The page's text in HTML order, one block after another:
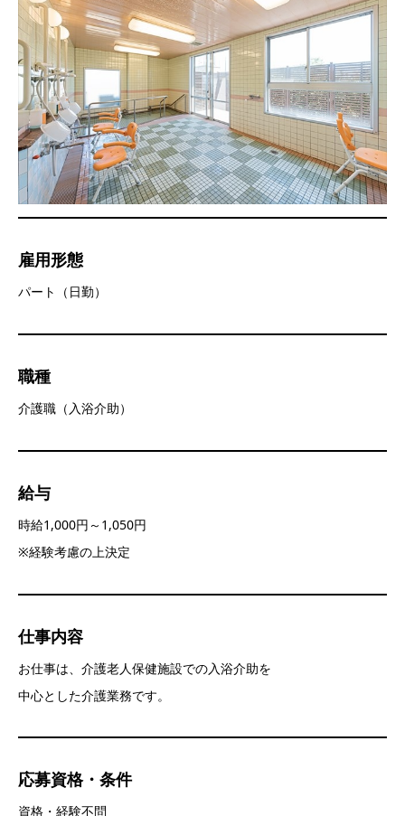
雇用形態
パート（日勤）
職種
介護職（入浴介助）
給与
時給1,000円～1,050円
※経験考慮の上決定
仕事内容
お仕事は、介護老人保健施設での入浴介助を
中心とした介護業務です。
応募資格・条件
資格・経験不問